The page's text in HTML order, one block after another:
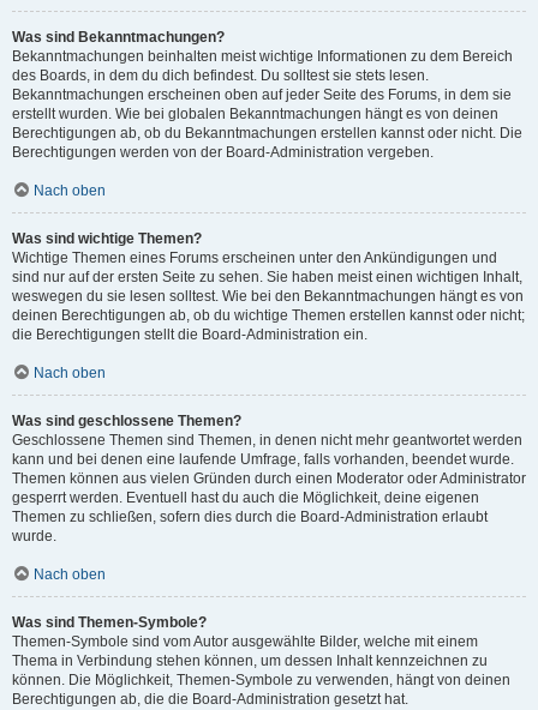
Was sind Bekanntmachungen?
Bekanntmachungen beinhalten meist wichtige Informationen zu dem Bereich
des Boards, in dem du dich befindest. Du solltest sie stets lesen.
Bekanntmachungen erscheinen oben auf jeder Seite des Forums, in dem sie
erstellt wurden. Wie bei globalen Bekanntmachungen hängt es von deinen
Berechtigungen ab, ob du Bekanntmachungen erstellen kannst oder nicht. Die
Berechtigungen werden von der Board-Administration vergeben.
Nach oben
Was sind wichtige Themen?
Wichtige Themen eines Forums erscheinen unter den Ankündigungen und
sind nur auf der ersten Seite zu sehen. Sie haben meist einen wichtigen Inhalt,
weswegen du sie lesen solltest. Wie bei den Bekanntmachungen hängt es von
deinen Berechtigungen ab, ob du wichtige Themen erstellen kannst oder nicht;
die Berechtigungen stellt die Board-Administration ein.
Nach oben
Was sind geschlossene Themen?
Geschlossene Themen sind Themen, in denen nicht mehr geantwortet werden
kann und bei denen eine laufende Umfrage, falls vorhanden, beendet wurde.
Themen können aus vielen Gründen durch einen Moderator oder Administrator
gesperrt werden. Eventuell hast du auch die Möglichkeit, deine eigenen
Themen zu schließen, sofern dies durch die Board-Administration erlaubt
wurde.
Nach oben
Was sind Themen-Symbole?
Themen-Symbole sind vom Autor ausgewählte Bilder, welche mit einem
Thema in Verbindung stehen können, um dessen Inhalt kennzeichnen zu
können. Die Möglichkeit, Themen-Symbole zu verwenden, hängt von deinen
Berechtigungen ab, die die Board-Administration gesetzt hat.